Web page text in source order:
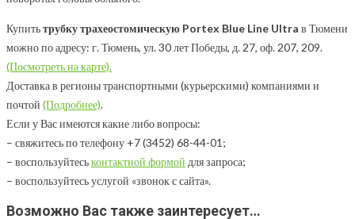
Купитьтрубку трахеостомическую Portex Blue Line Ultra в Тюмени
можно по адресу: г. Тюмень, ул. 30 лет Победы, д. 27, оф. 207, 209.
(Посмотреть на карте).
Доставка в регионы транспортными (курьерскими) компаниями и
почтой (Подробнее).
Если у Вас имеются какие либо вопросы:
– свяжитесь по телефону +7 (3452) 68-44-01;
– воспользуйтеськонтактной формой для запроса;
– воспользуйтесь услугой «звонок с сайта».
Возможно Вас также заинтересует…